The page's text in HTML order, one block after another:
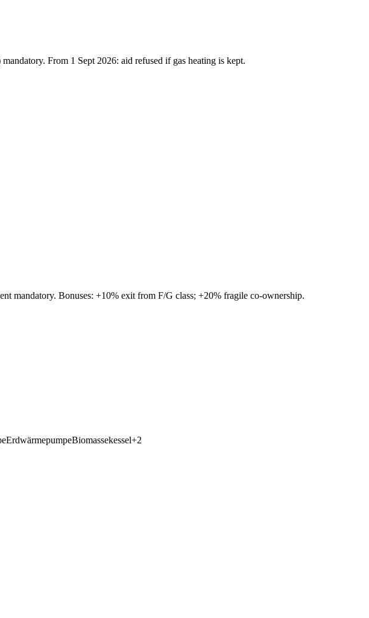
From 1 Sept 2026: aid refused if gas heating is kept.
mandatory. Bonuses: +10% exit from F/G class; +20% fragile co-ownership.
ErdwärmepumpeBiomassekessel+2